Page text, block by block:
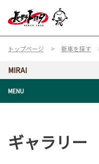
トップページ 新車を探す
MIRAI
MENU
ギャラリー